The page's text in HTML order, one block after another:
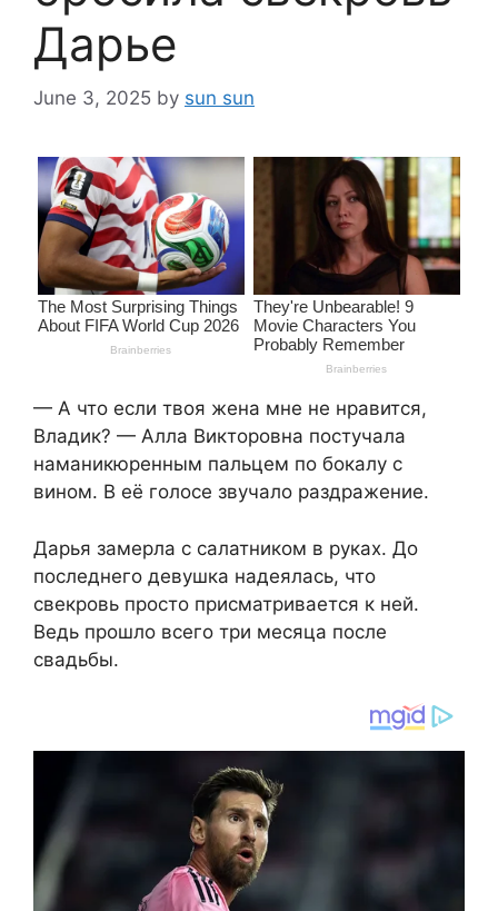
Дарье
June 3, 2025 by sun sun
— А что если твоя жена мне не нравится,
Владик? — Алла Викторовна постучала
наманикюренным пальцем по бокалу с
вином. В её голосе звучало раздражение.
Дарья замерла с салатником в руках. До
последнего девушка надеялась, что
свекровь просто присматривается к ней.
Ведь прошло всего три месяца после
свадьбы.